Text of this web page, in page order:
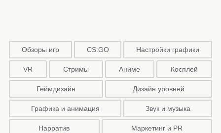
Обзоры игр CS:GO Настройки графики
VR Стримы Аниме Косплей
Геймдизайн Дизайн уровней
Графика и анимация Звук и музыка
Нарратив Маркетинг и PR